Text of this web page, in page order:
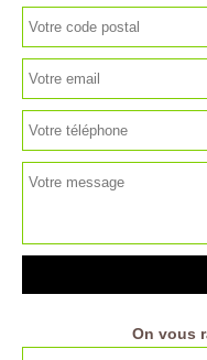
On vous